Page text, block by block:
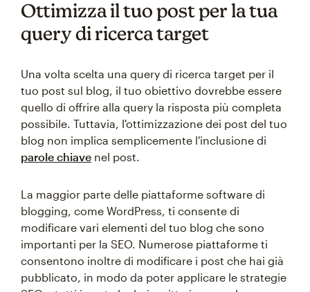
Ottimizza il tuo post per la tua
query di ricerca target
Una volta scelta una query di ricerca target per il
tuo post sul blog, il tuo obiettivo dovrebbe essere
quello di offrire alla query la risposta più completa
possibile. Tuttavia, l'ottimizzazione dei post del tuo
blog non implica semplicemente l'inclusione di
parole chiave nel post.
La maggior parte delle piattaforme software di
blogging, come WordPress, ti consente di
modificare vari elementi del tuo blog che sono
importanti per la SEO. Numerose piattaforme ti
consentono inoltre di modificare i post che hai già
pubblicato, in modo da poter applicare le strategie